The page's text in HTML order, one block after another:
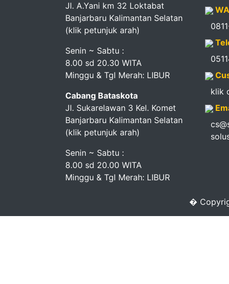
Pembayaran
Pendapatan
Password
Jl. A.Yani km 32 Loktabat
Banjarbaru Kalimantan Selatan
(klik petunjuk arah)
Senin ~ Sabtu :
8.00 sd 20.30 WITA
Minggu & Tgl Merah: LIBUR
Cabang Bataskota
Jl. Sukarelawan 3 Kel. Komet
Banjarbaru Kalimantan Selatan
(klik petunjuk arah)
Senin ~ Sabtu :
8.00 sd 20.00 WITA
Minggu & Tgl Merah: LIBUR
klik
�